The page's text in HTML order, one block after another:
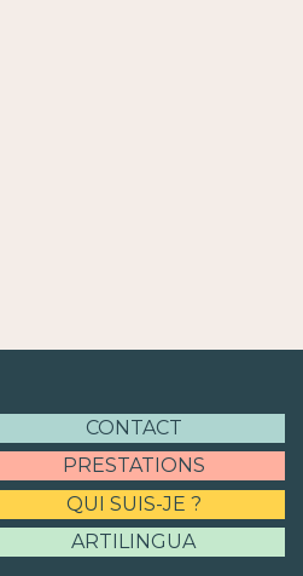
CONTACT
PRESTATIONS
QUI SUIS-JE ?
ARTILINGUA